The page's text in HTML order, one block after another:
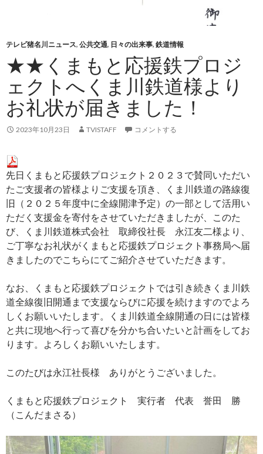
テレビ猪名川ニュース, 公共交通, 日々の出来事, 鉄道情報
★★くまもと応援鉄プロジ
ェクトへくま川鉄道様より
お礼状が届きました！
2023年10月23日 TVISTAFF コメントする
先日くまもと応援鉄プロジェクト２０２３で賛同いただい
たご支援者の皆様よりご支援を頂き、くま川鉄道の路線復
旧（２０２５年度中に全線開津予定）の一部として活用い
ただく支援金を寄付をさせていただきましたが、このた
び、くま川鉄道株式会社 取締役社長 永江友二様より、
ご丁寧なお礼状がくまもと応援鉄プロジェクト事務局へ届
きましたのでこちらにてご紹介させていただきます。
なお、くまもと応援鉄プロジェクトでは引き続きくま川鉄
道全線復旧開通まで支援ならびに応援を続けますのでよろ
しくお願いいたします。くま川鉄道全線開通の日には皆様
と共に現地へ行って喜びを分かち合いたいと計画をしてお
ります。よろしくお願いいたします。
このたびは永江社長様 ありがとうございました。
くまもと応援鉄プロジェクト 実行者 代表 誉田 勝
（こんだまさる）